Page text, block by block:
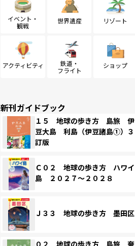
イベント・
観戦
世界遺産 リゾート
アクティビティ
鉄道・
フライト
ショップ
新刊ガイドブック
１５ 地球の歩き方 島旅 伊
豆大島 利島（伊豆諸島①）３
訂版
Ｃ０２ 地球の歩き方 ハワイ
島 ２０２７～２０２８
Ｊ３３ 地球の歩き方 墨田区
０２ 地球の歩き方 島旅 奄